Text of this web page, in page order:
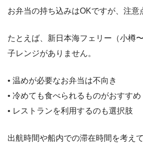
お弁当の持ち込みはOKですが、注意
たとえば、新日本海フェリー（小樽
子レンジがありません。
• 温めが必要なお弁当は不向き
• 冷めても食べられるものがおすすめ
• レストランを利用するのも選択肢
出航時間や船内での滞在時間を考え